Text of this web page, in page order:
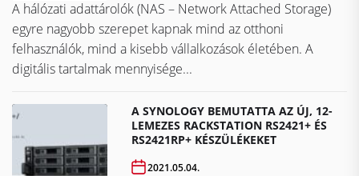
A hálózati adattárolók (NAS – Network Attached Storage)
egyre nagyobb szerepet kapnak mind az otthoni
felhasználók, mind a kisebb vállalkozások életében. A
digitális tartalmak mennyisége...
A SYNOLOGY BEMUTATTA AZ ÚJ, 12-
LEMEZES RACKSTATION RS2421+ ÉS
RS2421RP+ KÉSZÜLÉKEKET
2021.05.04.